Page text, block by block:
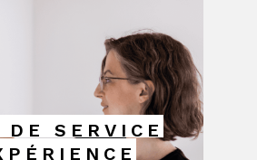
DE SERVICE